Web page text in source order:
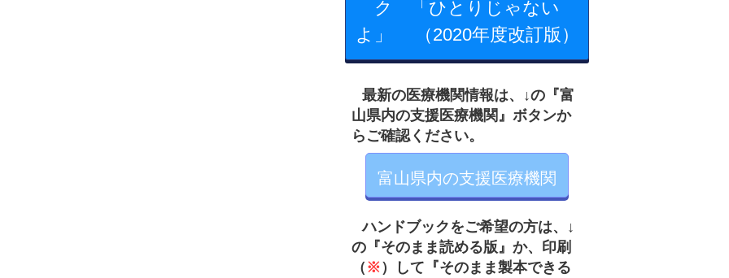
ク 「ひとりじゃない
よ」 （2020年度改訂版）
最新の医療機関情報は、↓の『富
山県内の支援医療機関』ボタンか
らご確認ください。
富山県内の支援医療機関
ハンドブックをご希望の方は、↓
の『そのまま読める版』か、印刷
（ ※）して『そのまま製本できる